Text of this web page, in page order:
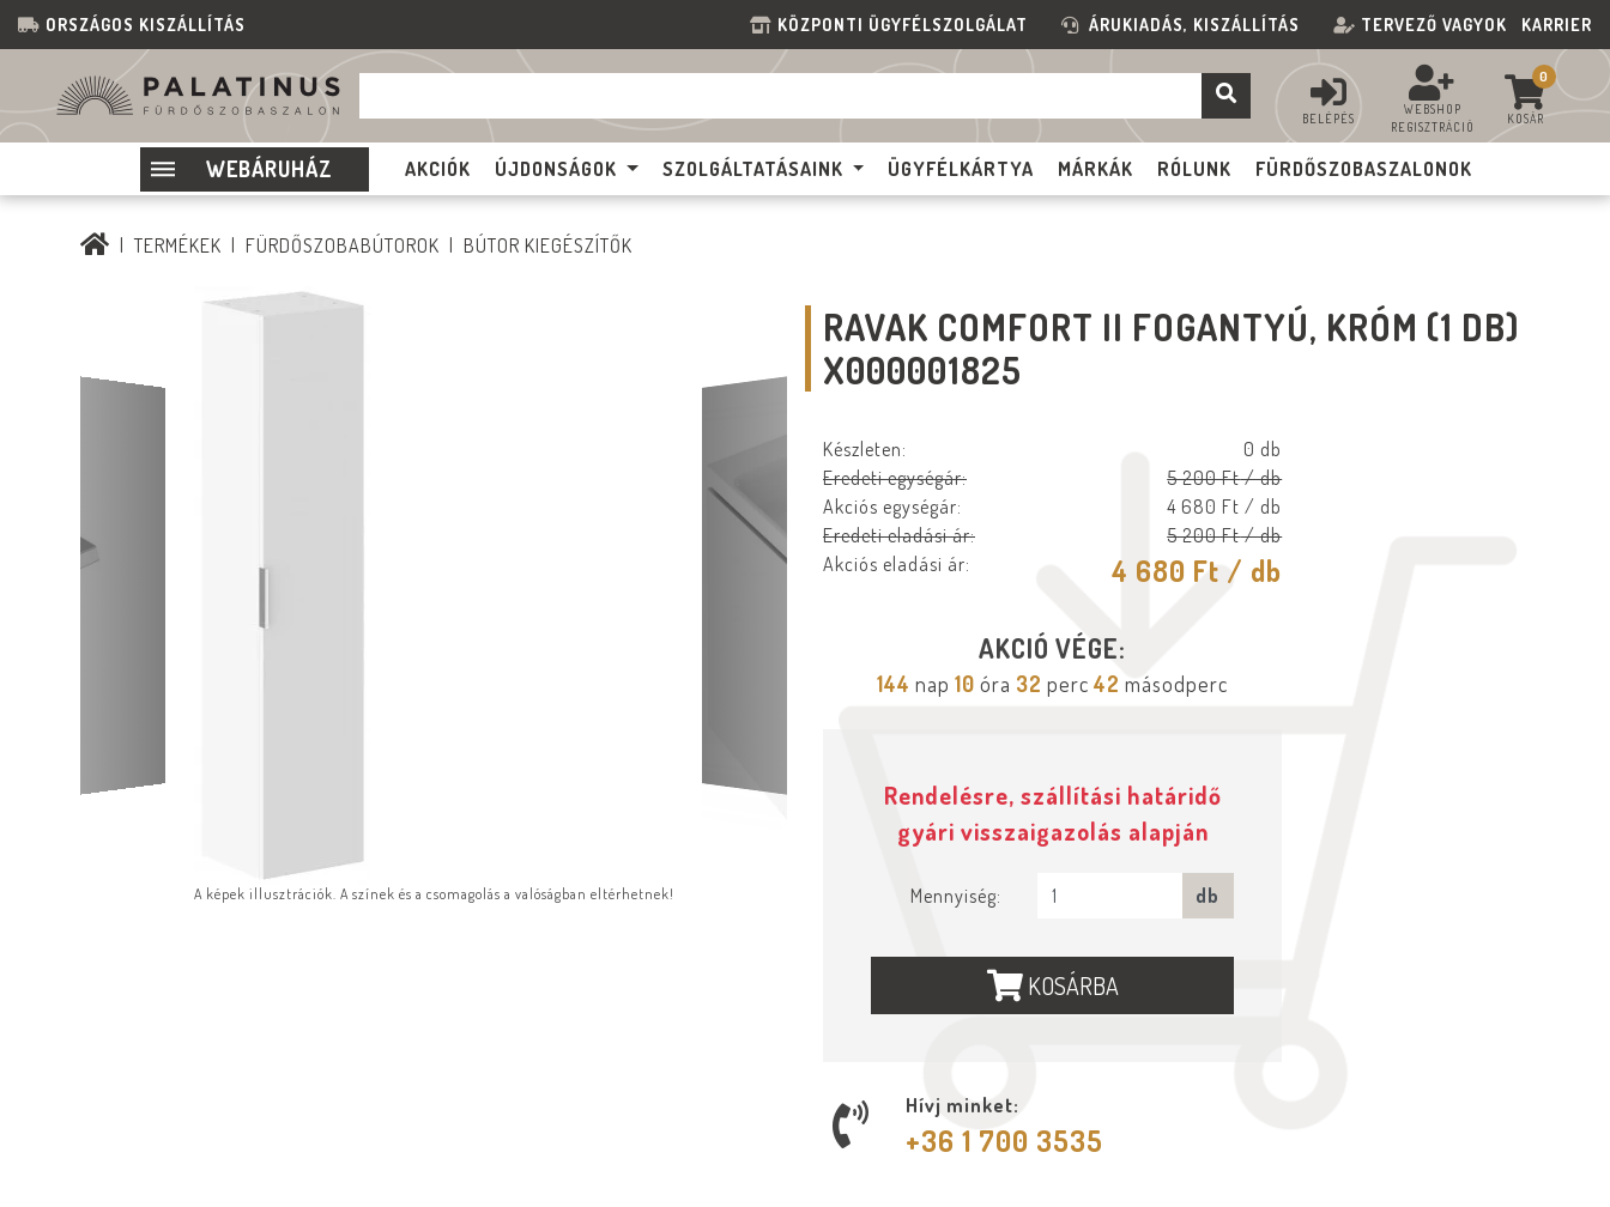
ORSZÁGOS KISZÁLLÍTÁS KÖZPONTI ÜGYFÉLSZOLGÁLAT ÁRUKIADÁS, KISZÁLLÍTÁS TERVEZŐ VAGYOK KARRIER
BELÉPÉS
WEBSHOP
REGISZTRÁCIÓ
0
KOSÁR
WEBÁRUHÁZ AKCIÓK ÚJDONSÁGOK SZOLGÁLTATÁSAINK ÜGYFÉLKÁRTYA MÁRKÁK RÓLUNK FÜRDŐSZOBASZALONOK
TERMÉKEK FÜRDŐSZOBABÚTOROK BÚTOR KIEGÉSZÍTŐK
A képek illusztrációk. A színek és a csomagolás a valóságban eltérhetnek!
RAVAK COMFORT II FOGANTYÚ, KRÓM (1 DB)
X000001825
Készleten:
0 db
Eredeti egységár:
5 200 Ft/ db
Akciós egységár:
4 680 Ft / db
Eredeti eladási ár:
5 200 Ft/ db
Akciós eladási ár:
4 680 Ft / db
AKCIÓ VÉGE:
144 nap 10 óra 32 perc 41 másodperc
Rendelésre, szállítási határidő
gyári visszaigazolás alapján
Mennyiség: db
KOSÁRBA
Hívj minket:
+36 1 700 3535